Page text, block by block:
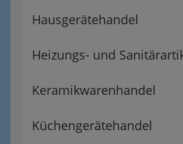
Hausgerätehandel
Heizungs- und
Keramikwarenhandel
Küchengerätehandel